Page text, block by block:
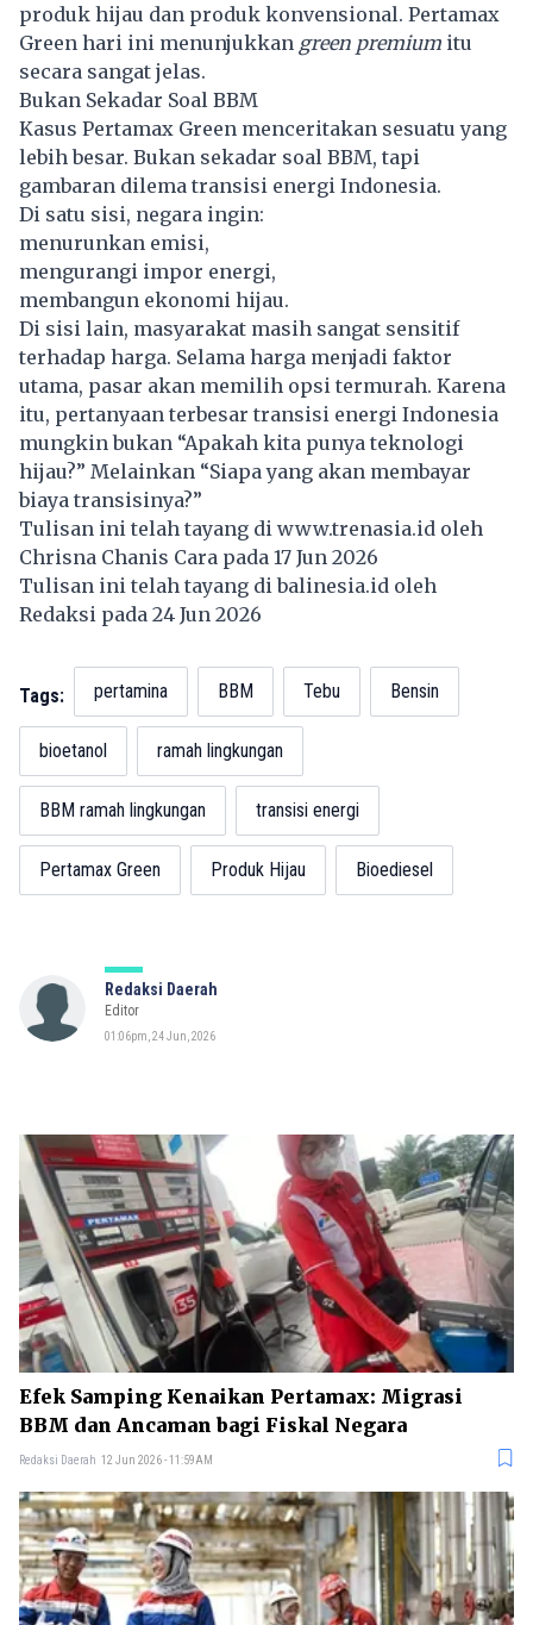
produk hijau dan produk konvensional. Pertamax
Green hari ini menunjukkan green premium itu
secara sangat jelas.
Bukan Sekadar Soal BBM
Kasus Pertamax Green menceritakan sesuatu yang
lebih besar. Bukan sekadar soal BBM, tapi
gambaran dilema transisi energi Indonesia.
Di satu sisi, negara ingin:
menurunkan emisi,
mengurangi impor energi,
membangun ekonomi hijau.
Di sisi lain, masyarakat masih sangat sensitif
terhadap harga. Selama harga menjadi faktor
utama, pasar akan memilih opsi termurah. Karena
itu, pertanyaan terbesar transisi energi Indonesia
mungkin bukan “Apakah kita punya teknologi
hijau?” Melainkan “Siapa yang akan membayar
biaya transisinya?”
Tulisan ini telah tayang di www.trenasia.id oleh
Chrisna Chanis Cara pada 17 Jun 2026
Tulisan ini telah tayang dibalinesia.id oleh
Redaksi pada 24 Jun 2026
Tags: pertamina BBM Tebu Bensin
bioetanol ramah lingkungan
BBM ramah lingkungan transisi energi
Pertamax Green Produk Hijau Bioediesel
Redaksi Daerah
Editor
01:06pm, 24 Jun, 2026
Efek Samping Kenaikan Pertamax: Migrasi
BBM dan Ancaman bagi Fiskal Negara
Redaksi Daerah 12 Jun 2026 - 11:59AM